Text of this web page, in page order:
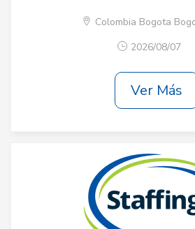
Colombia Bogota
2026/08/07
Ver Más